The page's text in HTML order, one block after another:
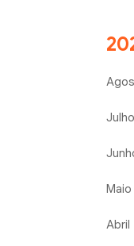
Julho
Maio
Abril